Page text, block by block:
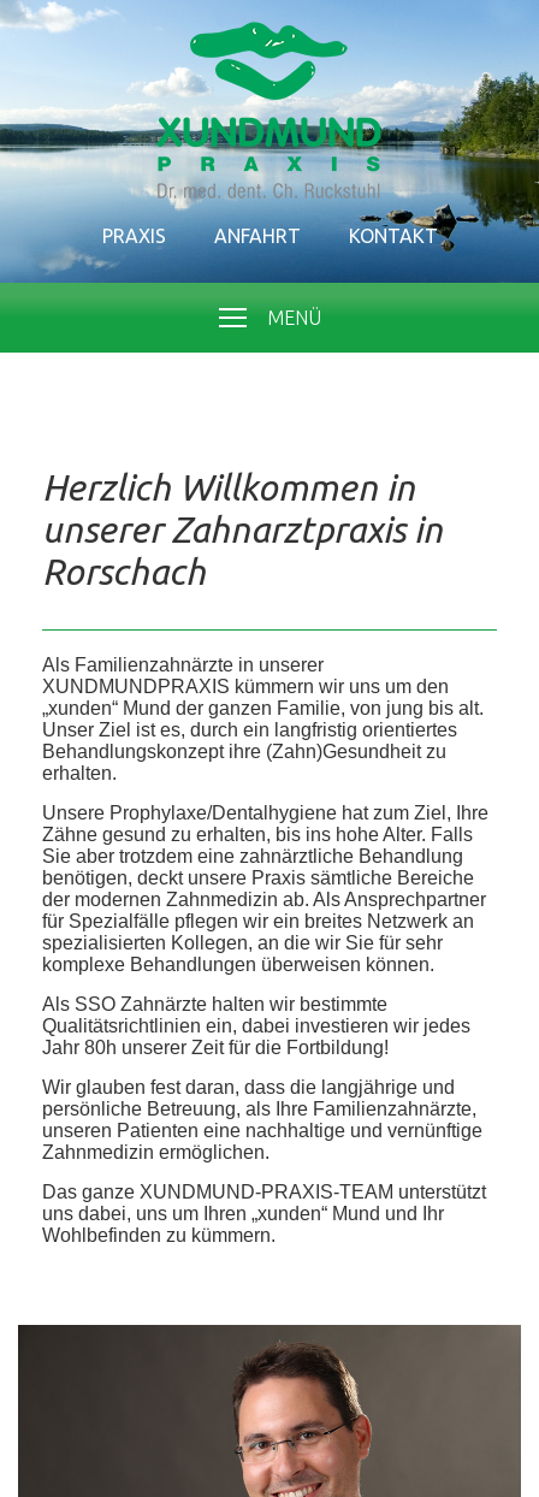
PRAXIS ANFAHRT KONTAKT
MENÜ
Herzlich Willkommen in
unserer Zahnarztpraxis in
Rorschach
Als Familienzahnärzte in unserer
XUNDMUNDPRAXIS kümmern wir uns um den
„xunden“ Mund der ganzen Familie, von jung bis alt.
Unser Ziel ist es, durch ein langfristig orientiertes
Behandlungskonzept ihre (Zahn)Gesundheit zu
erhalten.
Unsere Prophylaxe/Dentalhygiene hat zum Ziel, Ihre
Zähne gesund zu erhalten, bis ins hohe Alter. Falls
Sie aber trotzdem eine zahnärztliche Behandlung
benötigen, deckt unsere Praxis sämtliche Bereiche
der modernen Zahnmedizin ab. Als Ansprechpartner
für Spezialfälle pflegen wir ein breites Netzwerk an
spezialisierten Kollegen, an die wir Sie für sehr
komplexe Behandlungen überweisen können.
Als SSO Zahnärzte halten wir bestimmte
Qualitätsrichtlinien ein, dabei investieren wir jedes
Jahr 80h unserer Zeit für die Fortbildung!
Wir glauben fest daran, dass die langjährige und
persönliche Betreuung, als Ihre Familienzahnärzte,
unseren Patienten eine nachhaltige und vernünftige
Zahnmedizin ermöglichen.
Das ganze XUNDMUND-PRAXIS-TEAM unterstützt
uns dabei, uns um Ihren „xunden“ Mund und Ihr
Wohlbefinden zu kümmern.